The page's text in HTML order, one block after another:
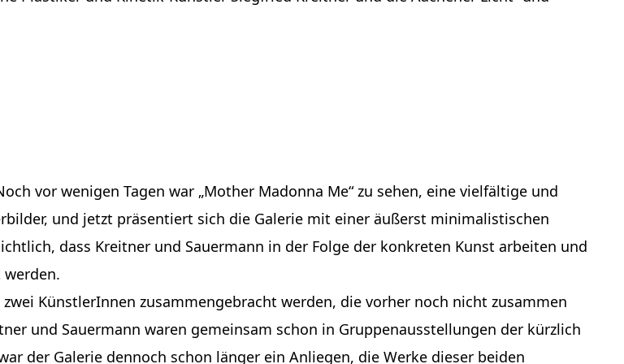
vor wenigen Tagen war „Mother Madonna Me“ zu sehen, eine vielfältige und
und jetzt präsentiert sich die Galerie mit einer äußerst minimalistischen
dass Kreitner und Sauermann in der Folge der konkreten Kunst arbeiten und
KünstlerInnen zusammengebracht werden, die vorher noch nicht zusammen
und Sauermann waren gemeinsam schon in Gruppenausstellungen der kürzlich
der Galerie dennoch schon länger ein Anliegen, die Werke dieser beiden